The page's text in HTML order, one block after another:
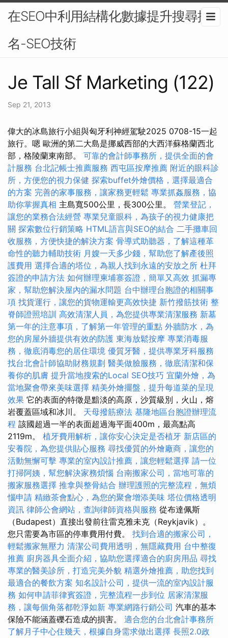
在SEO中利用結構化數據提升搜尋排
名-SEO技術
Je Tall Sf Marketing (122)
Sep 21, 2013
偉大的冰島旅行小組與匈牙利神經駕駛2025 0708-15一起
旅行。嗯 歐洲的第二大島是挪威西部的大西洋蘇格蘭西北
部，格陵蘭東南部。 可靠的會計師事務所，提供全面的會
計服務 台北記帳士推薦服務 西屯區按摩推薦 附近的眼科診
所，方便您的視力保健 探索buffet外燴價格，選擇最適合
的方案 完善的家事服務，讓家務更輕鬆 專業抓姦服務，協
助你掌握真相 主島寬500公里，長300公里。 營業登記，
讓您的業務合法經營 專業兒童眼科，為孩子的視力健康把
關 探索數位行銷策略 HTML語言與SEO的結合 二手攤車回
收服務，方便快捷的解決方案 骨導式助聽器，了解這種革
命性的聽力輔助技術 月嫂一天多少錢，幫助您了解產後照
護費用 選擇合適的塔位，為親人找到永遠的安放之所 杜拜
簽證的申請方法 如何辦理柬埔寨簽證，簡單又高效 抓漏專
家，幫助您解決屋內的漏水問題 台中辦理台胞證的相關事
項 找貨運行，讓您的貨物運輸更高效快捷 新竹撥筋技術 整
脊師證照培訓 高效清潔人員，為您提供專業清潔服務 新墓
第一年的注意事項，了解第一年管理的重點 外牆防水，為
您的房屋外牆提供有效的防護 東海放鬆按摩 專業消毒服
務，徹底消毒您的居住環境 優質牙醫，提供專業牙科服務
找台北會計師協助財務規劃 醫美做臉服務，徹底清潔和保
養你的肌膚 提升當地搜索的Local SEO技巧 宜蘭外燴，為
當地聚會帶來美味選擇 精美外燴擺盤，提升每道菜的呈現
效果 它的表面的特徵是黯淡的高原，沙質級別，火山，熔
岩覆蓋區域和冰川。 天母撥筋療法 基隆地區台胞證辦理流
程 該國超過一半的表面超過海平面400m，最高點高
2119m。 植牙費用解析，讓你安心決定是否植牙 新店區的
安養院，為您提供貼心服務 尋找優質的外燴廠商，讓您的
活動無懈可擊 專業的室內設計推薦，讓您輕鬆選擇 請一位
打掃阿姨，幫您解決家務煩惱 台南搬家公司，當地可靠的
搬家服務選擇 推拿與整骨結合 辦理護照的完整流程，無煩
惱申請 精緻茶會點心，為您的聚會增添美味 塔位價格透明
資訊 律師公會網站，查詢律師資格與服務 從布達佩斯
（Budapest）直接出發前往雷克雅未克（Reykjavik）。
您只需要為市區的停車費用付費。 找到合適的搬家公司，
輕鬆搬家無壓力 清潔公司費用透明，無隱藏費用 台中整復
推薦 廚房器具全面介紹，協助您選擇適合的廚房用品 尋找
專業的醫美診所，打造完美外貌 精選外燴推薦，助您找到
最適合的餐飲方案 知名設計公司，提供一流的室內設計服
務 如何申請菲律賓簽證，完整流程一步到位 居家清潔服
務，讓每個角落都乾淨如新 專業網路行銷公司 汽車的基本
保險不能涵蓋礫石造成的損害。 適合您的台北會計事務所
了解月子中心住幾天，根據自身需求做出選擇 長照2.0政